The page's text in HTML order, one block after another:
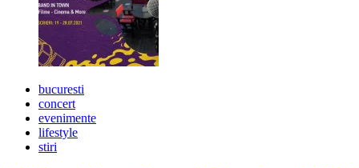
bucuresti
concert
evenimente
lifestyle
stiri